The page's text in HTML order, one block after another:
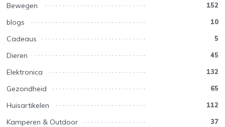
Bewegen 152
blogs 10
Cadeaus 5
Dieren 45
Elektronica 132
Gezondheid 65
Huisartikelen 112
Kamperen & Outdoor 37